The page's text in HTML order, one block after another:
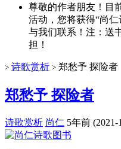
尊敬的作者朋友！目
活动，您将获得“尚
与我们联系！注：送
担！
> 诗歌赏析 > 郑愁予 探险者
郑愁予 探险者
诗歌赏析 尚仁 5年前 (2021-